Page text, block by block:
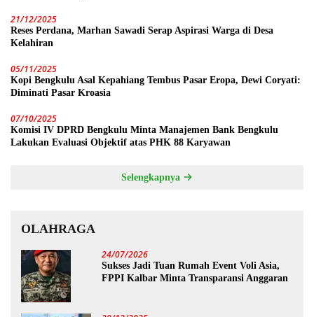
21/12/2025
Reses Perdana, Marhan Sawadi Serap Aspirasi Warga di Desa
Kelahiran
05/11/2025
Kopi Bengkulu Asal Kepahiang Tembus Pasar Eropa, Dewi Coryati:
Diminati Pasar Kroasia
07/10/2025
Komisi IV DPRD Bengkulu Minta Manajemen Bank Bengkulu
Lakukan Evaluasi Objektif atas PHK 88 Karyawan
Selengkapnya
OLAHRAGA
24/07/2026
Sukses Jadi Tuan Rumah Event Voli Asia,
FPPI Kalbar Minta Transparansi Anggaran